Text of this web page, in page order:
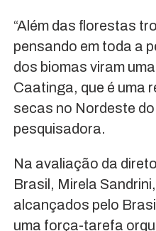
“Além das florestas
pensando em toda a
dos biomas viram
Caatinga, que é uma
secas no Nordeste
pesquisadora.
Na avaliação da
Brasil, Mirela
alcançados pelo
uma força-tarefa